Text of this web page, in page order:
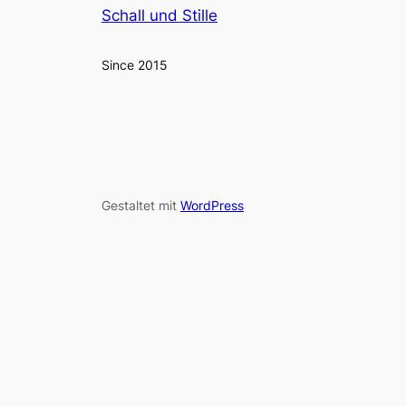
Schall und Stille
Since 2015
Gestaltet mit WordPress